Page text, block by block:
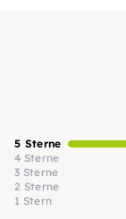
5 Sterne
4 Sterne
3 Sterne
2 Sterne
1 Stern